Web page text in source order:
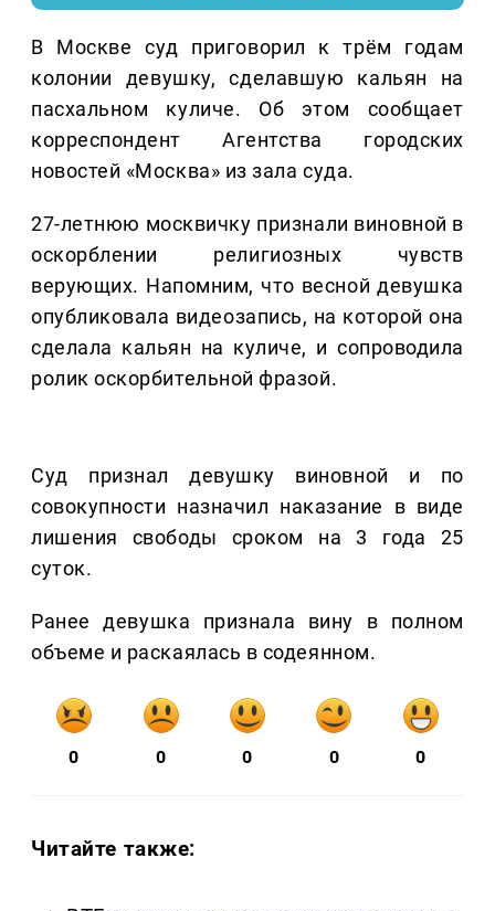
В Москве суд приговорил к трём годам
колонии девушку, сделавшую кальян на
пасхальном куличе. Об этом сообщает
корреспондент Агентства городских
новостей «Москва» из зала суда.
27-летнюю москвичку признали виновной в
оскорблении религиозных чувств
верующих. Напомним, что весной девушка
опубликовала видеозапись, на которой она
сделала кальян на куличе, и сопроводила
ролик оскорбительной фразой.
Суд признал девушку виновной и по
совокупности назначил наказание в виде
лишения свободы сроком на 3 года 25
суток.
Ранее девушка признала вину в полном
объеме и раскаялась в содеянном.
0 0 0 0 0
Читайте также: